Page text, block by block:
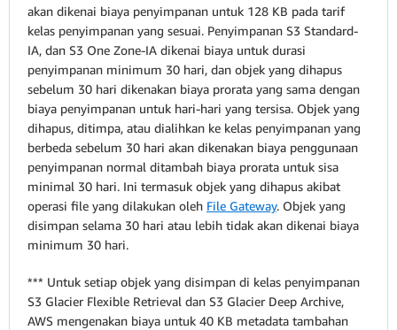
akan dikenai biaya penyimpanan untuk 128 KB pada tarif
kelas penyimpanan yang sesuai. Penyimpanan S3 Standard-
IA, dan S3 One Zone-IA dikenai biaya untuk durasi
penyimpanan minimum 30 hari, dan objek yang dihapus
sebelum 30 hari dikenakan biaya prorata yang sama dengan
biaya penyimpanan untuk hari-hari yang tersisa. Objek yang
dihapus, ditimpa, atau dialihkan ke kelas penyimpanan yang
berbeda sebelum 30 hari akan dikenakan biaya penggunaan
penyimpanan normal ditambah biaya prorata untuk sisa
minimal 30 hari. Ini termasuk objek yang dihapus akibat
operasi file yang dilakukan oleh File Gateway. Objek yang
disimpan selama 30 hari atau lebih tidak akan dikenai biaya
minimum 30 hari.
*** Untuk setiap objek yang disimpan di kelas penyimpanan
S3 Glacier Flexible Retrieval dan S3 Glacier Deep Archive,
AWS mengenakan biaya untuk 40 KB metadata tambahan